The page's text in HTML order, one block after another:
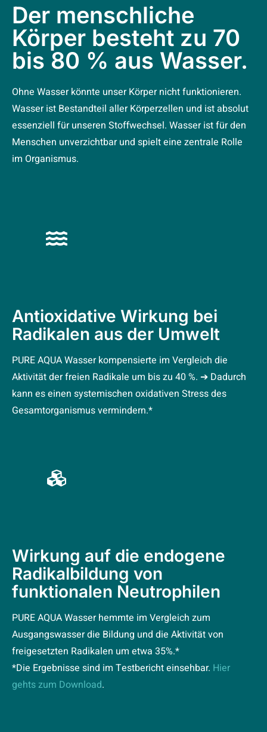
Der menschliche
Körper besteht zu 70
bis 80 % aus Wasser.
Ohne Wasser könnte unser Körper nicht funktionieren.
Wasser ist Bestandteil aller Körperzellen und ist absolut
essenziell für unseren Stoffwechsel. Wasser ist für den
Menschen unverzichtbar und spielt eine zentrale Rolle
im Organismus.
Antioxidative Wirkung bei
Radikalen aus der Umwelt
PURE AQUA Wasser kompensierte im Vergleich die
Aktivität der freien Radikale um bis zu 40 %. ➔ Dadurch
kann es einen systemischen oxidativen Stress des
Gesamtorganismus vermindern.*
Wirkung auf die endogene
Radikalbildung von
funktionalen Neutrophilen
PURE AQUA Wasser hemmte im Vergleich zum
Ausgangswasser die Bildung und die Aktivität von
freigesetzten Radikalen um etwa 35%.*
*Die Ergebnisse sind im Testbericht einsehbar. Hier
gehts zum Download.